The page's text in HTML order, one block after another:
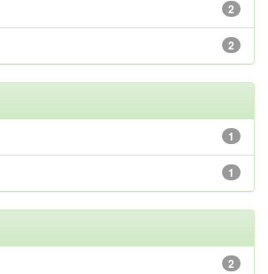
2
2
1
1
2